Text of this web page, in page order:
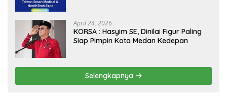
April 24, 2026
KORSA : Hasyim SE, Dinilai Figur Paling
Siap Pimpin Kota Medan Kedepan
Selengkapnya